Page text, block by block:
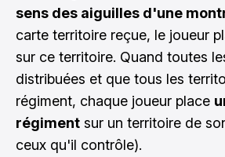
sens des aiguilles d'une
carte territoire reçue, le joueur
sur ce territoire. Quand toutes
distribuées et que tous les
régiment, chaque joueur place
régiment sur un territoire de
ceux qu'il contrôle).